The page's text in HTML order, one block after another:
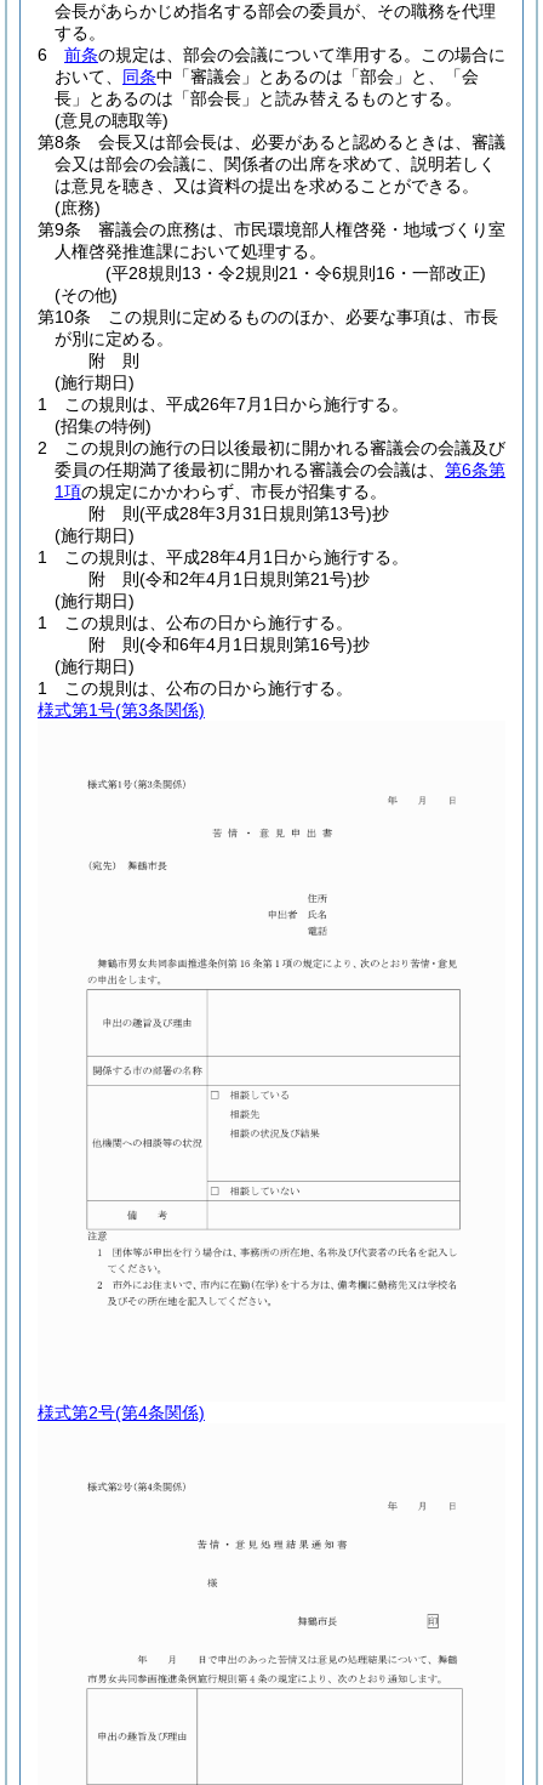
会長があらかじめ指名する部会の委員が、その職務を代理
する。
6
前条の規定は、部会の会議について準用する。
この場合に
おいて、 同条中「審議会」とあるのは「部会」と、「会
長」とあるのは「部会長」と読み替えるものとする。
(意見の聴取等)
第8条
会長又は部会長は、必要があると認めるときは、審議
会又は部会の会議に、関係者の出席を求めて、説明若しく
は意見を聴き、又は資料の提出を求めることができる。
(庶務)
第9条
審議会の庶務は、市民環境部人権啓発・地域づくり室
人権啓発推進課において処理する。
(平28規則13・令2規則21・令6規則16・一部改正)
(その他)
第10条
この規則に定めるもののほか、必要な事項は、市長
が別に定める。
附 則
(施行期日)
1
この規則は、平成26年7月1日から施行する。
(招集の特例)
2
この規則の施行の日以後最初に開かれる審議会の会議及び
委員の任期満了後最初に開かれる審議会の会議は、 第6条第
1項の規定にかかわらず、市長が招集する。
附 則(平成28年3月31日規則第13号)抄
(施行期日)
1
この規則は、平成28年4月1日から施行する。
附 則(令和2年4月1日規則第21号)抄
(施行期日)
1
この規則は、公布の日から施行する。
附 則(令和6年4月1日規則第16号)抄
(施行期日)
1
この規則は、公布の日から施行する。
様式第1号(第3条関係)
様式第2号(第4条関係)